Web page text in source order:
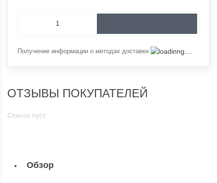
Получение информации о методах доставки
ОТЗЫВЫ ПОКУПАТЕЛЕЙ
Список пуст
Обзор